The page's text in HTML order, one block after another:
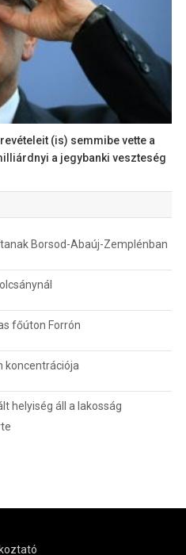
(is) semmibe vette a
a jegybanki veszteség
Borsod-Abaúj-Zemplénban
főúton Forrón
koncentrációja
helyiség áll a lakosság